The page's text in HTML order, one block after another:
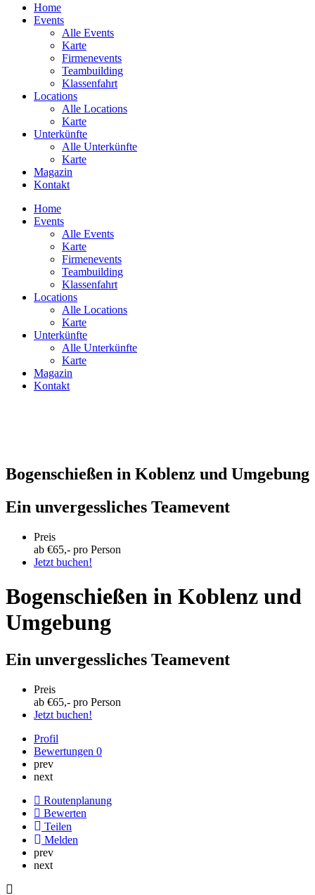
Home
Events
Alle Events
Karte
Firmenevents
Teambuilding
Klassenfahrt
Locations
Alle Locations
Karte
Unterkünfte
Alle Unterkünfte
Karte
Magazin
Kontakt
Home
Events
Alle Events
Karte
Firmenevents
Teambuilding
Klassenfahrt
Locations
Alle Locations
Karte
Unterkünfte
Alle Unterkünfte
Karte
Magazin
Kontakt
Bogenschießen in Koblenz und Umgebung
Ein unvergessliches Teamevent
Preis
ab €65,- pro Person
Jetzt buchen!
Bogenschießen in Koblenz und
Umgebung
Ein unvergessliches Teamevent
Preis
ab €65,- pro Person
Jetzt buchen!
Profil
Bewertungen 0
prev
next
Routenplanung
Bewerten
Teilen
Melden
prev
next